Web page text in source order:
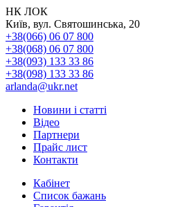
НК ЛОК
Київ, вул. Святошинська, 20
+38(066) 06 07 800
+38(068) 06 07 800
+38(093) 133 33 86
+38(098) 133 33 86
arlanda@ukr.net
Новини і статті
Відео
Партнери
Прайс лист
Контакти
Кабінет
Список бажань